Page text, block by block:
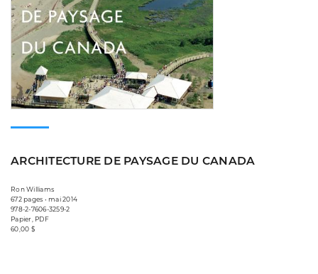
ARCHITECTURE DE PAYSAGE DU CANADA
Ron Williams
672 pages • mai 2014
978-2-7606-3259-2
Papier, PDF
60,00 $